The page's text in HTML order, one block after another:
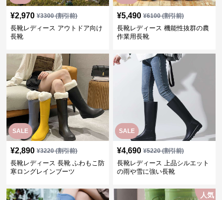
¥2,970 ¥3300(割引前)
長靴レディース アウトドア向け
長靴
¥5,490 ¥6100(割引前)
長靴レディース 機能性抜群の農
作業用長靴
SALE
¥2,890 ¥3220(割引前)
長靴レディース 長靴 ふわもこ防
寒ロングレインブーツ
SALE
¥4,690 ¥5220(割引前)
長靴レディース 上品シルエット
の雨や雪に強い長靴
人気